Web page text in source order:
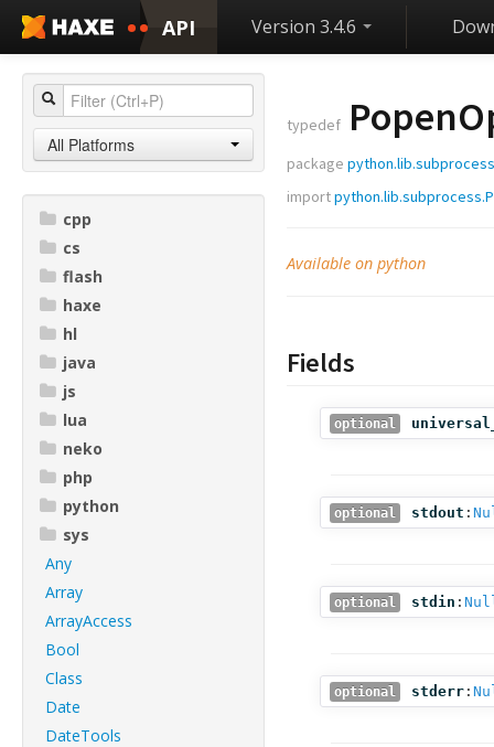
API Version 3.4.6
All Platforms
cpp
cs
flash
haxe
hl
java
js
lua
neko
php
python
sys
Any
Array
ArrayAccess
Bool
Class
Date
DateTools
typedef
package python.lib.subprocess
import
Available on python
Fields
optional
optional stdout :
optional stdin :
optional stderr :